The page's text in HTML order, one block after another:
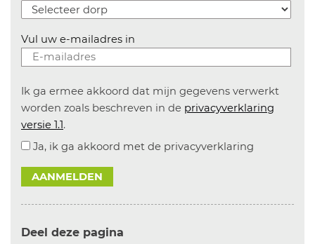
Vul uw e-mailadres in
Ik ga ermee akkoord dat mijn gegevens verwerkt
worden zoals beschreven in de privacyverklaring
versie 1.1.
Ja, ik ga akkoord met de privacyverklaring
AANMELDEN
Deel deze pagina